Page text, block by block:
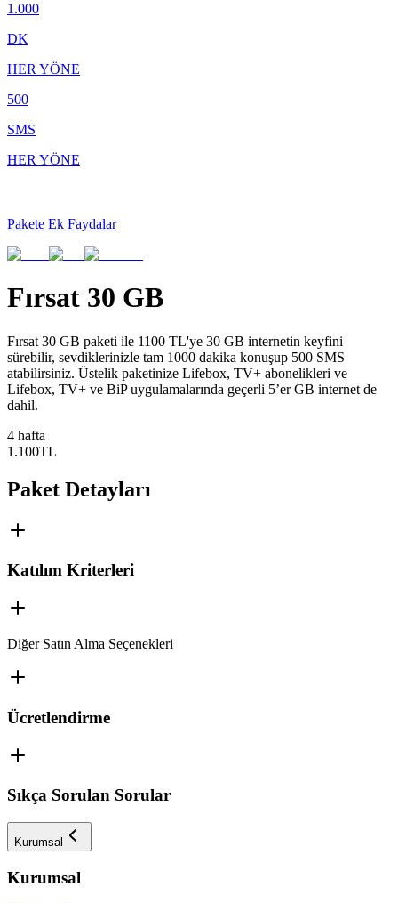
1.000
DK
HER YÖNE
500
SMS
HER YÖNE
Pakete Ek Faydalar
Fırsat 30 GB
​​​Fırsat 30 GB paketi ile 1100 TL'ye 30 GB internetin keyfini
sürebilir, sevdiklerinizle tam 1000 dakika konuşup 500 SMS
atabilirsiniz. Üstelik paketinize Lifebox, TV+ abonelikleri ve
Lifebox, TV+ ve BiP uygulamalarında geçerli 5’er GB internet de
dahil.
4 hafta
1.100TL
Paket Detayları
Katılım Kriterleri
Diğer Satın Alma Seçenekleri
Ücretlendirme
Sıkça Sorulan Sorular
Kurumsal
Kurumsal